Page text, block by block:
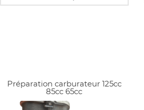
Préparation carburateur 125cc
85cc 65cc